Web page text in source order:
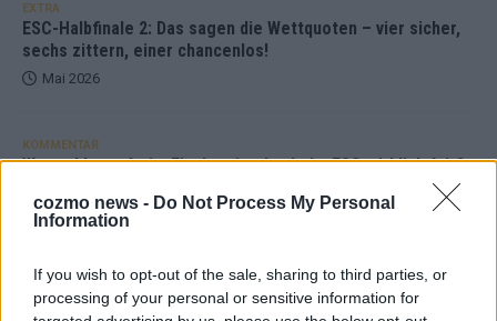
cozmo news - Do Not Process My Personal
Information
If you wish to opt-out of the sale, sharing to third parties, or
processing of your personal or sensitive information for
EXTRA
ESC-Halbfinale 2: Das sagen die Wettquoten – vier sicher,
sechs zittern, einer chancenlos!
Mai 2026
KOMMENTAR
Wer zahlt, steht im Finale – ist das beim ESC wirklich fair?
Eurovision Song Contest 2026: Das erste Halbfinale – der
Abend in Bildern